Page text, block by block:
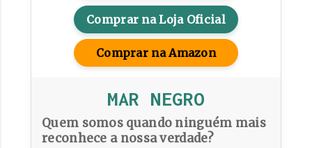
Comprar na Loja Oficial
Comprar na Amazon
MAR NEGRO
Quem somos quando ninguém mais
reconhece a nossa verdade?